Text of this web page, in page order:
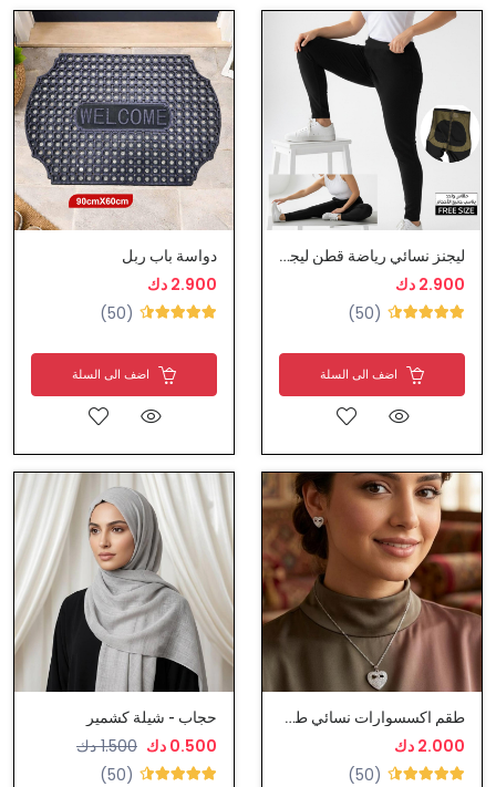
ليجنز نسائي رياضة قطن ليجرا
2.900 دك
(50)
اضف الى السلة
دواسة باب ربل
2.900 دك
(50)
اضف الى السلة
طقم اكسسوارات نسائي طوق مع حلق
2.000 دك
(50)
حجاب - شيلة كشمير
0.500 دك
1.500 دك
(50)